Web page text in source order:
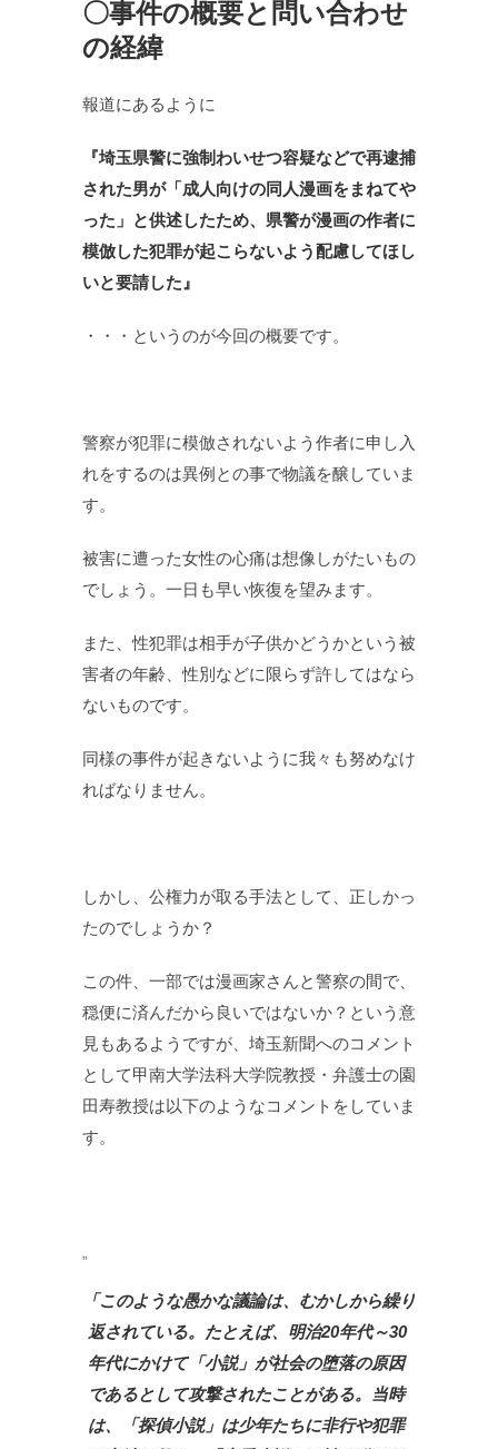
〇事件の概要と問い合わせ
の経緯
報道にあるように
『埼玉県警に強制わいせつ容疑などで再逮捕
された男が「成人向けの同人漫画をまねてや
った」と供述したため、県警が漫画の作者に
模倣した犯罪が起こらないよう配慮してほし
いと要請した』
・・・というのが今回の概要です。
警察が犯罪に模倣されないよう作者に申し入
れをするのは異例との事で物議を醸していま
す。
被害に遭った女性の心痛は想像しがたいもの
でしょう。一日も早い恢復を望みます。
また、性犯罪は相手が子供かどうかという被
害者の年齢、性別などに限らず許してはなら
ないものです。
同様の事件が起きないように我々も努めなけ
ればなりません。
しかし、公権力が取る手法として、正しかっ
たのでしょうか？
この件、一部では漫画家さんと警察の間で、
穏便に済んだから良いではないか？という意
見もあるようですが、埼玉新聞へのコメント
として甲南大学法科大学院教授・弁護士の園
田寿教授は以下のようなコメントをしていま
す。
「このような愚かな議論は、むかしから繰り
返されている。たとえば、明治20年代～30
年代にかけて「小説」が社会の堕落の原因
であるとして攻撃されたことがある。当時
は、「探偵小説」は少年たちに非行や犯罪